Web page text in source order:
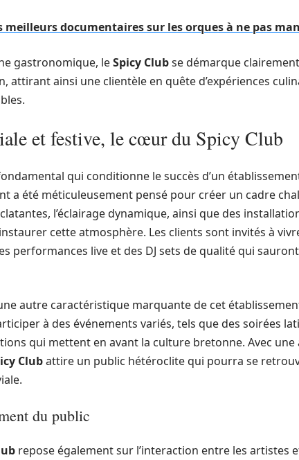
meilleurs documentaires sur les orques à ne pas
gastronomique, leSpicy Clubse démarque
attirant ainsi une clientèle en quête d’expériences
et festive, le cœur du Spicy Club
qui conditionne le succès d’un
a été méticuleusement pensé pour créer un cadre
l’éclairage dynamique, ainsi que des
cette atmosphère. Les clients sont invités à
performances live et des DJ sets de qualité qui
autre caractéristique marquante de cet
à des événements variés, tels que des soirées
qui mettent en avant la culture bretonne. Avec
Clubattire un public hétéroclite qui pourra se
du public
repose également sur l’interaction entre les artistes